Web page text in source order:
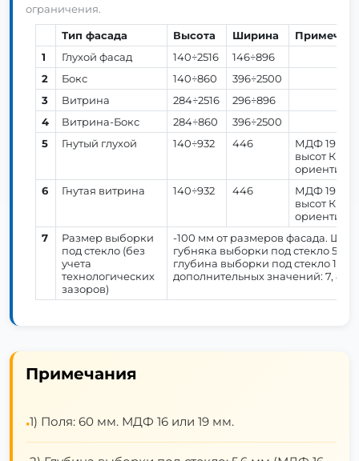
ограничения.
Тип фасада Высота Ширина
1
Глухой фасад 140÷2516
146÷896
2
Бокс 140÷860
396÷2500
3
Витрина 284÷2516
296÷896
4
Витрина-Бокс 284÷860
396÷2500
5
Гнутый глухой 140÷932 446
МДФ 19 мм.
высот
6
Гнутая витрина 140÷932 446
МДФ 19 мм.
высот
7
Размер выборки
под стекло (без
учета
технологических
зазоров)
-100 мм от размеров фасада.
губняка выборки под стекло 5,6
глубина выборки под стекло 10
дополнительных значений: 7, 8
Примечания
•1) Поля: 60 мм. МДФ 16 или 19 мм.